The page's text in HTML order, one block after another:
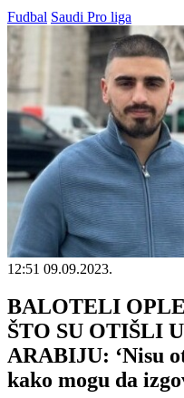
Fudbal Saudi Pro liga
12:51 09.09.2023.
BALOTELI
ŠTO SU OTIŠLI
ARABIJU: ‘Nisu
kako mogu da